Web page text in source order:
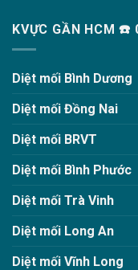
KVỰC GẦN HCM ☎️
Diệt mối Bình Dương
Diệt mối Đồng Nai
Diệt mối BRVT
Diệt mối Bình Phước
Diệt mối Trà Vinh
Diệt mối Long An
Diệt mối Vĩnh Long